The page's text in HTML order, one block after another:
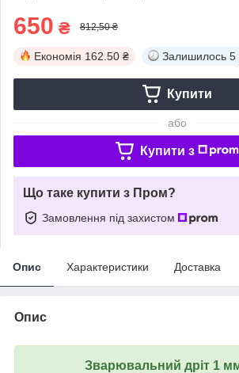
650 ₴ 812,50 ₴
Економія 162.50 ₴ Залишилось 5
Купити
або
Купити з
Що таке купити з Пром?
Замовлення під захистом
Опис Характеристики Доставка
Опис
Зварювальний дріт 1